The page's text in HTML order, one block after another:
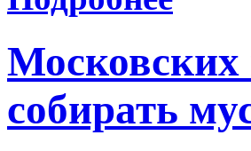
Московских
собирать